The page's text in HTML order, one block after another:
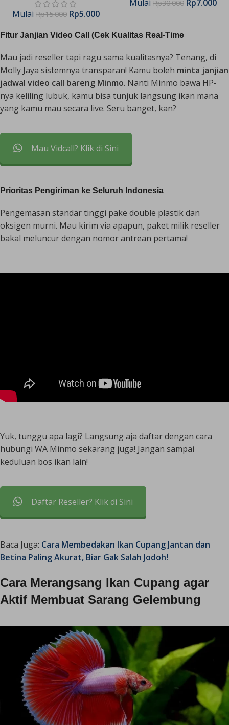
Mulai Rp15.000 Rp5.000
Mulai Rp30.000 Rp7.000
Fitur Janjian Video Call (Cek Kualitas Real-Time
Mau jadi reseller tapi ragu sama kualitasnya? Tenang, di
Molly Jaya sistemnya transparan! Kamu boleh minta janjian
jadwal video call bareng Minmo. Nanti Minmo bawa HP-
nya keliling lubuk, kamu bisa tunjuk langsung ikan mana
yang kamu mau secara live. Seru banget, kan?
Mau Vidcall? Klik di Sini
Prioritas Pengiriman ke Seluruh Indonesia
Pengemasan standar tinggi pake double plastik dan
oksigen murni. Mau kirim via apapun, paket milik reseller
bakal meluncur dengan nomor antrean pertama!
Yuk, tunggu apa lagi? Langsung aja daftar dengan cara
hubungi WA Minmo sekarang juga! Jangan sampai
keduluan bos ikan lain!
Daftar Reseller? Klik di Sini
Baca Juga: Cara Membedakan Ikan Cupang Jantan dan
Betina Paling Akurat, Biar Gak Salah Jodoh!
Cara Merangsang Ikan Cupang agar
Aktif Membuat Sarang Gelembung